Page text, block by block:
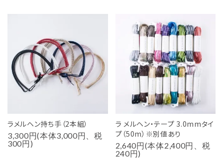
ラメルヘン持ち手（2本組）
3,300円(本体3,000円、税
300円)
ラ メルヘン・テープ 3.0mmタイ
プ（50m）※別値あり
2,640円(本体2,400円、税
240円)